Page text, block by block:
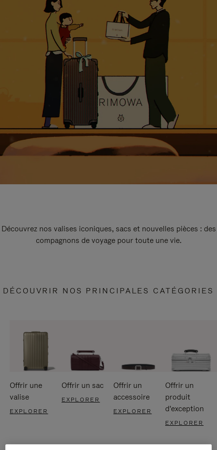
Découvrez nos valises iconiques, sacs et nouvelles pièces : des
compagnons de voyage pour toute une vie.
DÉCOUVRIR NOS PRINCIPALES CATÉGORIES
Offrir une
valise
EXPLORER
Offrir un sac
EXPLORER
Offrir un
accessoire
EXPLORER
Offrir un
produit
d'exception
EXPLORER